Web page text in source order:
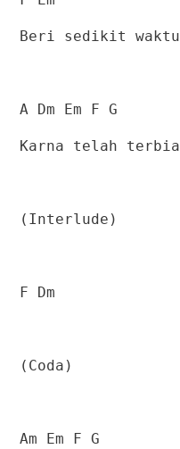
Beri sedikit
A Dm Em F G
Karna telah
(Interlude)
F Dm
(Coda)
Am Em F G